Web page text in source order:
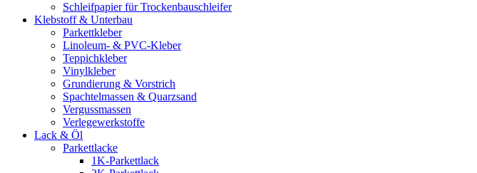
Schleifpapier für Trockenbauschleifer
Klebstoff & Unterbau
Parkettkleber
Linoleum- & PVC-Kleber
Teppichkleber
Vinylkleber
Grundierung & Vorstrich
Spachtelmassen & Quarzsand
Vergussmassen
Verlegewerkstoffe
Lack & Öl
Parkettlacke
1K-Parkettlack